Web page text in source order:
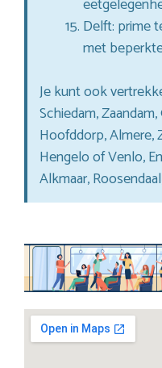
Delft: prime
met
Je kunt ook
Schiedam,
Hoofddorp, Almere,
Hengelo of Venlo,
Alkmaar,